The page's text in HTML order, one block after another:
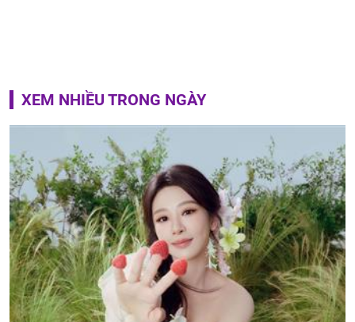
XEM NHIỀU TRONG NGÀY